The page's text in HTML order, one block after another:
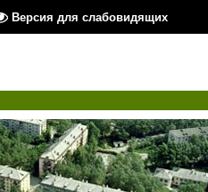
Версия для слабовидящих